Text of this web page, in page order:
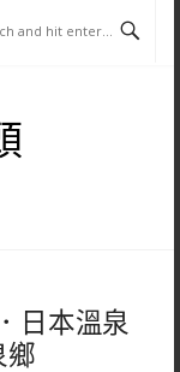
日本溫泉
鄉